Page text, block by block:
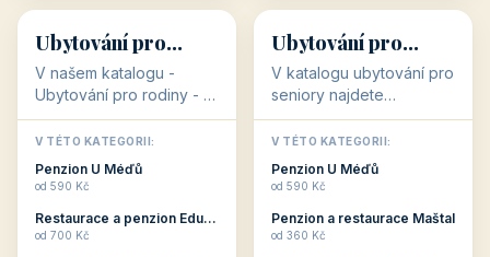
👨‍👩‍👧‍👦
34 objektů
Ubytování pro
rodiny
V našem katalogu -
Ubytování pro rodiny -
jsou pro Vás připraveny
objekty, které svojí
polohou či vybaveností,
nabízí klidné ubytování
V TÉTO KATEGORII:
Penzion U Méďů
od 590 Kč
Restaurace a penzion Eduard
od 700 Kč
🧓 33 objektů
Ubytování pro
seniory
V katalogu ubytování pro
seniory najdete
penziony a hotely, které
jsou přizpůsobeny pro
ubytování klientů vyššího
věku. Některé z nich
V TÉTO KATEGORII:
Penzion U Méďů
od 590 Kč
Penzion a restaurace Maštal
od 360 Kč